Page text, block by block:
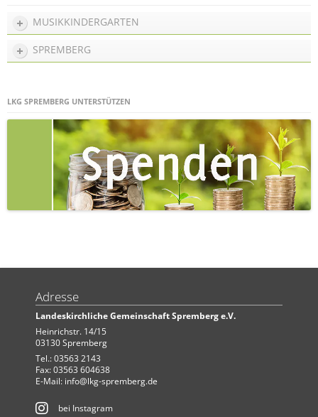
MUSIKKINDERGARTEN
SPREMBERG
LKG SPREMBERG UNTERSTÜTZEN
Adresse
Landeskirchliche Gemeinschaft Spremberg e.V.
Heinrichstr. 14/15
03130 Spremberg
Tel.: 03563 2143
Fax: 03563 604638
E-Mail: info@lkg-spremberg.de
bei Instagram